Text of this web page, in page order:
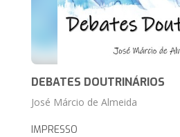
DEBATES DOUTRINÁRIOS
José Márcio de Almeida
IMPRESSO